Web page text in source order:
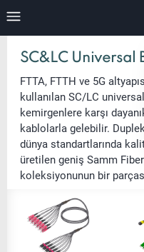
SC&LC Universal
FTTA, FTTH ve 5G
kullanılan SC/LC
kemirgenlere karşı
kablolarla gelebilir.
dünya standartlarında
üretilen geniş Samm
koleksiyonunun bir